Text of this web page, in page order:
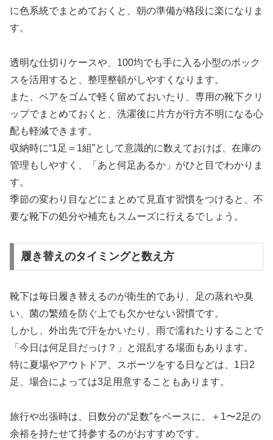
に色系統でまとめておくと、朝の準備が格段に楽になりま
す。
透明な仕切りケースや、100均でも手に入る小型のボック
スを活用すると、整理整頓がしやすくなります。
また、ペアをゴムで軽く留めておいたり、専用の靴下クリ
ップでまとめておくと、洗濯後に片方が行方不明になる心
配も軽減できます。
収納時に“1足＝1組”として意識的に数えておけば、在庫の
管理もしやすく、「あと何足あるか」がひと目でわかりま
す。
季節の変わり目などにまとめて見直す習慣をつけると、不
要な靴下の処分や補充もスムーズに行えるでしょう。
履き替えのタイミングと数え方
靴下は毎日履き替えるのが衛生的であり、足の蒸れや臭
い、菌の繁殖を防ぐ上でも欠かせない習慣です。
しかし、外出先で汗をかいたり、雨で濡れたりすることで
「今日は何足目だっけ？」と混乱する場面もあります。
特に夏場やアウトドア、スポーツをする日などは、1日2
足、場合によっては3足用意することもあります。
旅行や出張時は、日数分の“足数”をベースに、＋1〜2足の
余裕を持たせて持参するのがおすすめです。